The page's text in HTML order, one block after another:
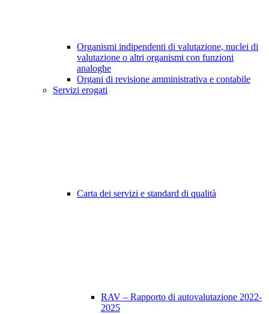
Organismi indipendenti di valutazione, nuclei di
valutazione o altri organismi con funzioni
analoghe
Organi di revisione amministrativa e contabile
Servizi erogati
Carta dei servizi e standard di qualità
RAV – Rapporto di autovalutazione 2022-
2025